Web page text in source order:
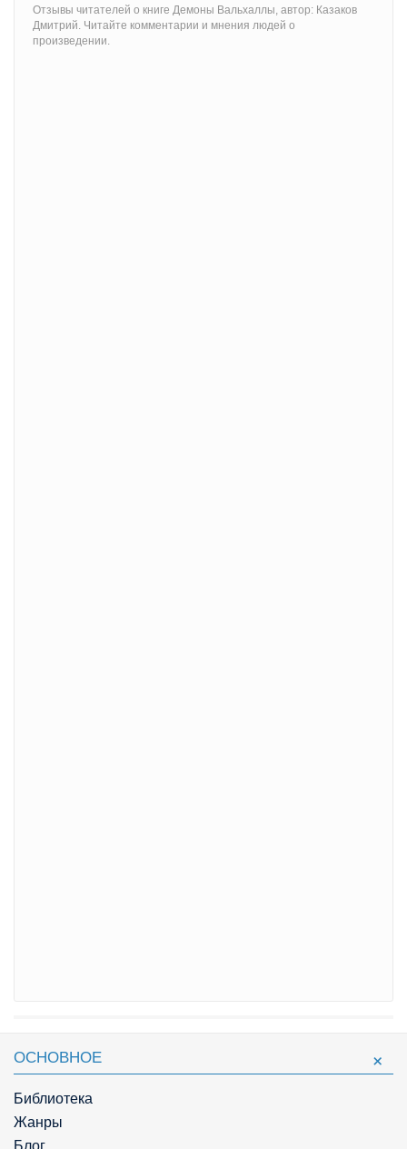
Отзывы читателей о книге Демоны Вальхаллы, автор: Казаков
Дмитрий. Читайте комментарии и мнения людей о
произведении.
ОСНОВНОЕ
Библиотека
Жанры